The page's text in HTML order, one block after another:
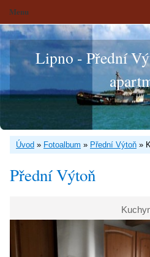
Lipno - Přední
Úvod » Fotoalbum » Přední Výtoň »
Přední Výtoň
Menu